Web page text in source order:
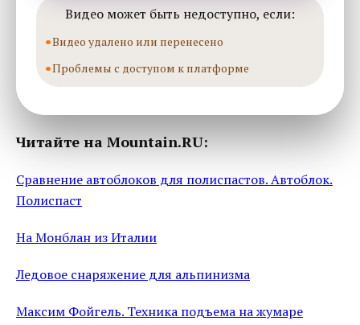
Видео может быть недоступно, если:
Видео удалено или перенесено
Проблемы с доступом к платформе
Читайте на Mountain.RU:
Сравнение автоблоков для полиспастов. Автоблок.
Полиспаст
На Монблан из Италии
Ледовое снаряжение для альпинизма
Максим Фойгель. Техника подъема на жумаре